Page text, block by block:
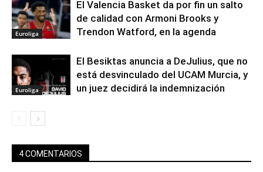
Euroliga
El Valencia Basket da por fin un salto
de calidad con Armoni Brooks y
Trendon Watford, en la agenda
Euroliga
El Besiktas anuncia a DeJulius, que no
está desvinculado del UCAM Murcia, y
un juez decidirá la indemnización
4 COMENTARIOS